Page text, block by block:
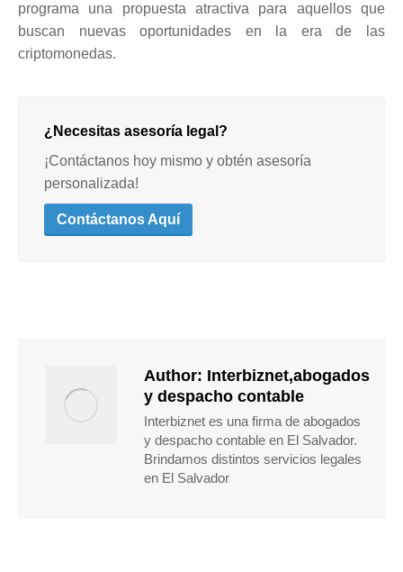
programa una propuesta atractiva para aquellos que
buscan nuevas oportunidades en la era de las
criptomonedas.
¿Necesitas asesoría legal?
¡Contáctanos hoy mismo y obtén asesoría
personalizada!
Contáctanos Aquí
Author: Interbiznet,abogados
y despacho contable
Interbiznet es una firma de abogados
y despacho contable en El Salvador.
Brindamos distintos servicios legales
en El Salvador